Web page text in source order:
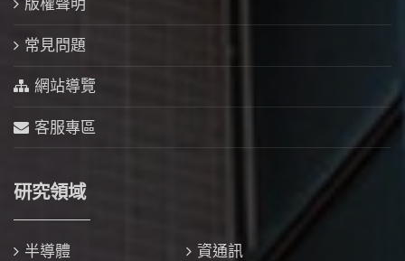
版權聲明
常見問題
網站導覽
客服專區
研究領域
半導體 資通訊